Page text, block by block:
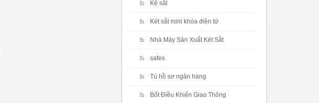
Kệ sắt
Két sắt mini khóa điện tử
Nhà Máy Sản Xuất Két Sắt
safes
Tủ hồ sơ ngân hàng
Bốt Điều Khiển Giao Thông